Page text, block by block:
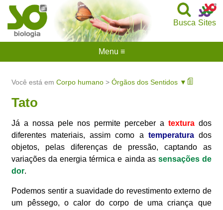
Sites
Busca
Você está emCorpo humano >Órgãos dos Sentidos ▼
Tato
Já a nossa pele nos permite perceber a textura dos
diferentes materiais, assim como a temperaturados
objetos, pelas diferenças de pressão, captando as
variações da energia térmica e ainda as sensações de
dor.
Podemos sentir a suavidade do revestimento externo de
um pêssego, o calor do corpo de uma criança que